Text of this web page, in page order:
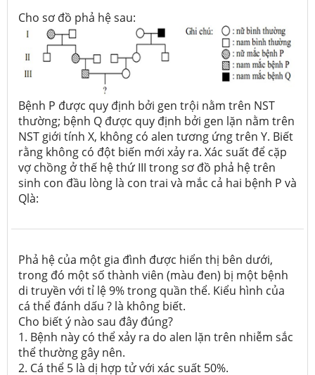
Cho sơ đồ phả hệ sau:
Bệnh P được quy định bởi gen trội nằm trên NST
thường; bệnh Q được quy định bởi gen lặn nằm trên
NST giới tính X, không có alen tương ứng trên Y. Biết
rằng không có đột biến mới xảy ra. Xác suất để cặp
vợ chồng ở thế hệ thứ III trong sơ đồ phả hệ trên
sinh con đầu lòng là con trai và mắc cả hai bệnh P và
Qlà:
Phả hệ của một gia đình được hiển thị bên dưới,
trong đó một số thành viên (màu đen) bị một bệnh
di truyền với tỉ lệ 9% trong quần thể. Kiểu hình của
cá thể đánh dấu ? là không biết.
Cho biết ý nào sau đây đúng?
1. Bệnh này có thể xảy ra do alen lặn trên nhiễm sắc
thể thường gây nên.
2. Cá thể 5 là dị hợp tử với xác suất 50%.